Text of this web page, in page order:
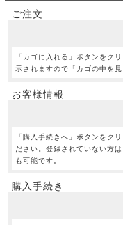
ご注文
「カゴに入れる」ボタンをク
示されますので「カゴの中を
お客様情報
「購入手続きへ」ボタンをク
ださい。登録されていない方
も可能です。
購入手続き